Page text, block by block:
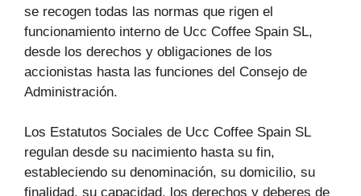
se recogen todas las normas que rigen el
funcionamiento interno de Ucc Coffee Spain SL,
desde los derechos y obligaciones de los
accionistas hasta las funciones del Consejo de
Administración.
Los Estatutos Sociales de Ucc Coffee Spain SL
regulan desde su nacimiento hasta su fin,
estableciendo su denominación, su domicilio, su
finalidad, su capacidad, los derechos y deberes de